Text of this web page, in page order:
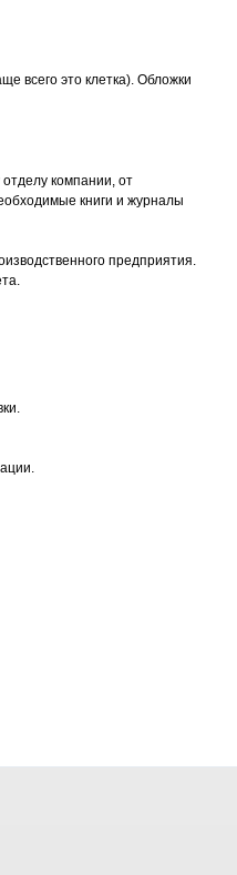
всего это клетка). Обложки
компании, от
книги и журналы
предприятия.